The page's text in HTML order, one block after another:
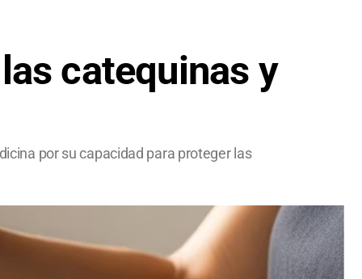
catequinas y
por su capacidad para proteger las